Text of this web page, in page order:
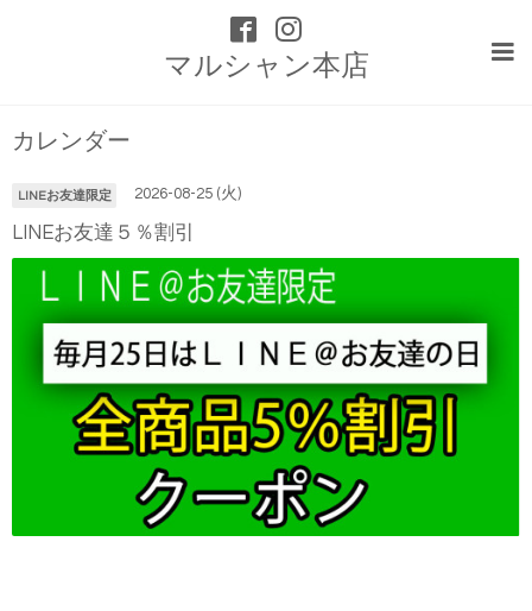
マルシャン本店
カレンダー
LINEお友達限定 2026-08-25 (火)
LINEお友達５％割引